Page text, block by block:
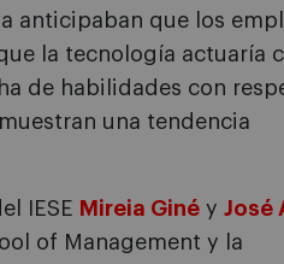
anticipaban que los
la tecnología actuaría
de habilidades con
una tendencia
IESE Mireia Giné y José
of Management y la